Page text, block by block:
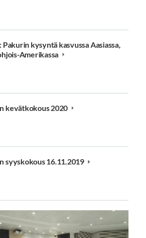
kysyntä kasvussa Aasiassa,
Amerikassa
kevätkokous 2020
syyskokous 16.11.2019